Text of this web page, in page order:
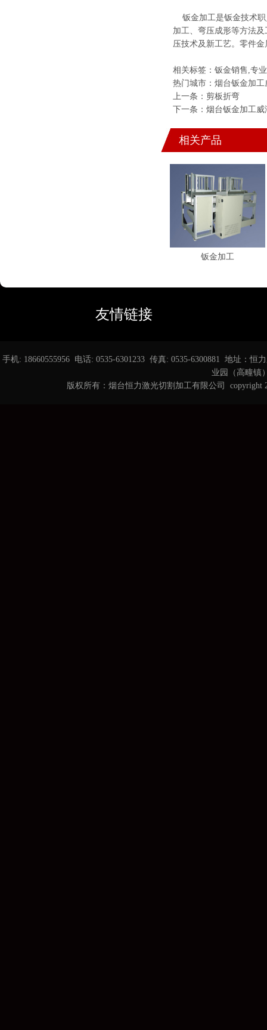
钣金加工是钣金技术
加工、弯压成形等方法
压技术及新工艺。零件
相关标签： 钣金销售 ,专
热门城市： 烟台钣金加工
上一条： 剪板折弯
下一条： 烟台钣金加工威
相关产品
钣金加工
友情链接
手机: 18660555956 电话: 0535-6301233 传真: 0535-6300881 地址：
业园（高疃镇
版权所有：烟台恒力激光切割加工有限公司